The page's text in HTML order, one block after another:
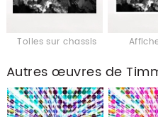
Toiles sur chassis
Autres œuvres de